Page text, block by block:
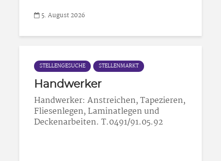
5. August 2026
STELLENGESUCHE STELLENMARKT
Handwerker
Handwerker: Anstreichen, Tapezieren,
Fliesenlegen, Laminatlegen und
Deckenarbeiten. T.0491/91.05.92